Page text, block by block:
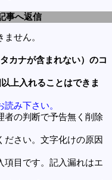
事へ返信
せん。
カナが含まれない）のコ
上入れることはできま
み下さい。
者の判断で予告無く削除
ださい。文字化けの原因
項目です。記入漏れはエ